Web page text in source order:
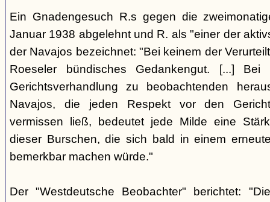
Ein Gnadengesuch R.s gegen die
Januar 1938 abgelehnt und R. als "einer der
der Navajos bezeichnet: "Bei keinem der
Roeseler bündisches Gedankengut. [...]
Gerichtsverhandlung zu beobachtenden
Navajos, die jeden Respekt vor den
vermissen ließ, bedeutet jede Milde eine
dieser Burschen, die sich bald in einem
bemerkbar machen würde."
Der "Westdeutsche Beobachter" berichtet: